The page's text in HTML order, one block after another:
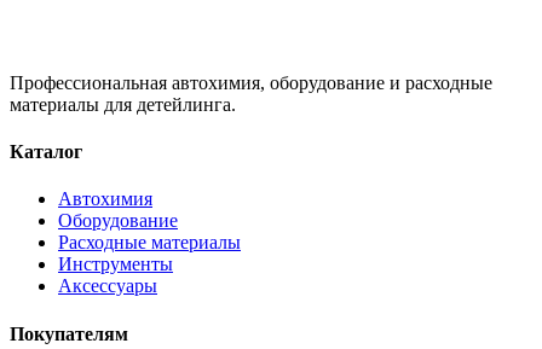
Профессиональная автохимия, оборудование и расходные
материалы для детейлинга.
Каталог
Автохимия
Оборудование
Расходные материалы
Инструменты
Аксессуары
Покупателям